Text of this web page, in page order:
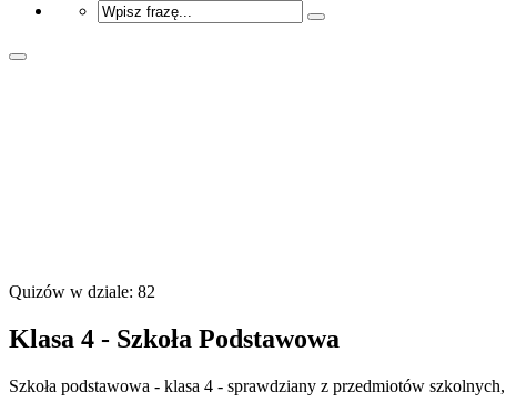
Quizów w dziale: 82
Klasa 4 - Szkoła Podstawowa
Szkoła podstawowa - klasa 4 - sprawdziany z przedmiotów